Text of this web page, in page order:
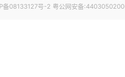
备08133127号-2 粤公网安备